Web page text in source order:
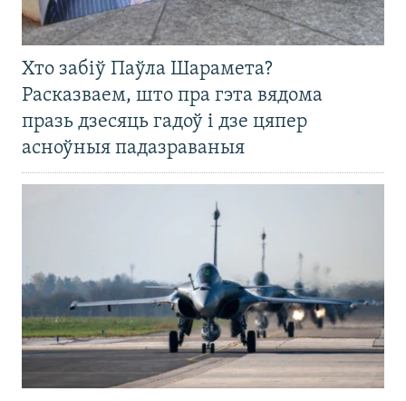
Хто забіў Паўла Шарамета?
Расказваем, што пра гэта вядома
празь дзесяць гадоў і дзе цяпер
асноўныя падазраваныя